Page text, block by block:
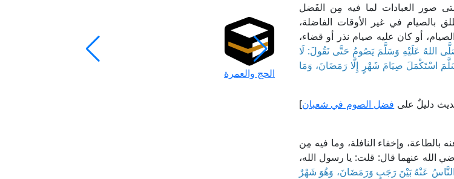
صور العبادات لما فيه مِن الفَضل
بالصيام في غير الأوقات الفاضلة،
أو كان عليه صيام نذر أو قضاء،
اللهُ عَلَيْهِ وَسَلَّمَ يَصُومُ حَتَّى نَقُولَ: لَا
اسْتَكْمَلَ صِيَامَ شَهْرٍ إِلَّا رَمَضَانَ، وَمَا
فضل الصوم في شعبان]
بالطاعة، وإخفاء النافلة، وما فيه مِن
عنهما قال: قلت: يا رسول الله،
عَنْهُ بَيْنَ رَجَبٍ وَرَمَضَانَ، وَهُوَ شَهْرٌ
الحج والعمرة